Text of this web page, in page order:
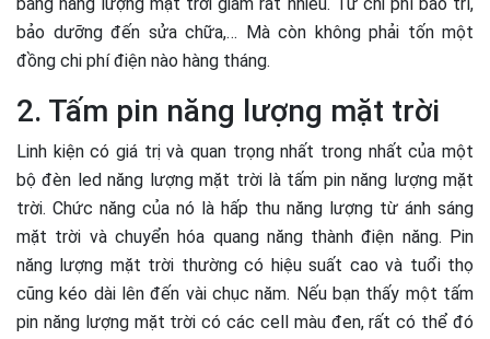
bảo dưỡng đến sửa chữa,… Mà còn không phải tốn một
đồng chi phí điện nào hàng tháng.
2. Tấm pin năng lượng mặt trời
Linh kiện có giá trị và quan trọng nhất trong nhất của một
bộ đèn led năng lượng mặt trời là tấm pin năng lượng mặt
trời. Chức năng của nó là hấp thu năng lượng từ ánh sáng
mặt trời và chuyển hóa quang năng thành điện năng. Pin
năng lượng mặt trời thường có hiệu suất cao và tuổi thọ
cũng kéo dài lên đến vài chục năm. Nếu bạn thấy một tấm
pin năng lượng mặt trời có các cell màu đen, rất có thể đó